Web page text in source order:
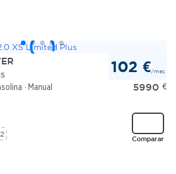
Manual
102 €/mes
5990 €
Comparar